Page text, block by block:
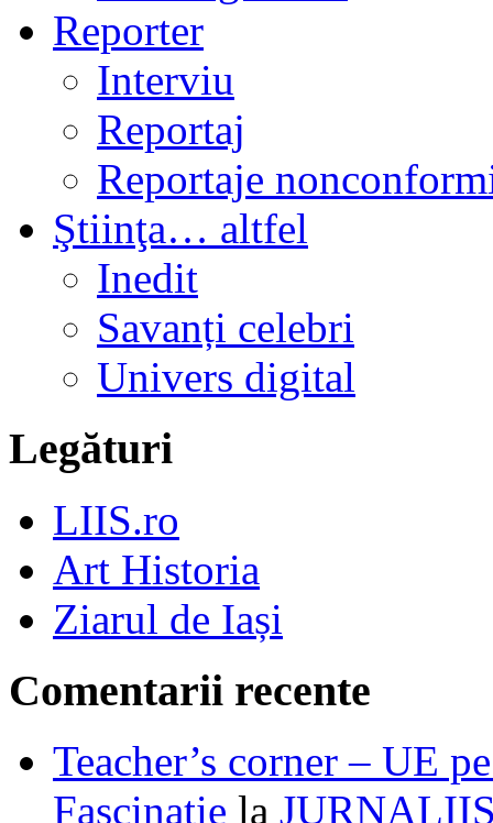
Reporter
Interviu
Reportaj
Reportaje
Ştiinţa… altfel
Inedit
Savanți celebri
Univers digital
Legături
LIIS.ro
Art Historia
Ziarul de Iași
Comentarii recente
Teacher’s corner – UE
Fascinație la